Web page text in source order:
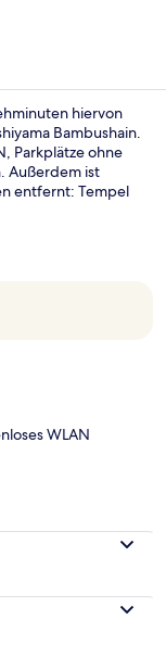
hiervon
Bambushain.
Parkplätze ohne
Außerdem ist
entfernt: Tempel
sind nur einen
sind es
12 Minuten.
WLAN